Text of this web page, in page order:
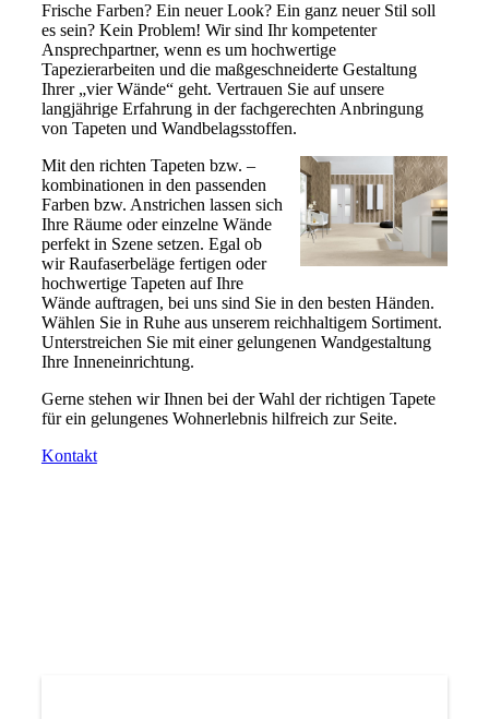
Frische Farben? Ein neuer Look? Ein ganz neuer Stil soll
es sein? Kein Problem! Wir sind Ihr kompetenter
Ansprechpartner, wenn es um hochwertige
Tapezierarbeiten und die maßgeschneiderte Gestaltung
Ihrer „vier Wände“ geht. Vertrauen Sie auf unsere
langjährige Erfahrung in der fachgerechten Anbringung
von Tapeten und Wandbelagsstoffen.
Mit den richten Tapeten bzw. –
kombinationen in den passenden
Farben bzw. Anstrichen lassen sich
Ihre Räume oder einzelne Wände
perfekt in Szene setzen. Egal ob
wir Raufaserbeläge fertigen oder
hochwertige Tapeten auf Ihre
Wände auftragen, bei uns sind Sie in den besten Händen.
Wählen Sie in Ruhe aus unserem reichhaltigem Sortiment.
Unterstreichen Sie mit einer gelungenen Wandgestaltung
Ihre Inneneinrichtung.
Gerne stehen wir Ihnen bei der Wahl der richtigen Tapete
für ein gelungenes Wohnerlebnis hilfreich zur Seite.
Kontakt